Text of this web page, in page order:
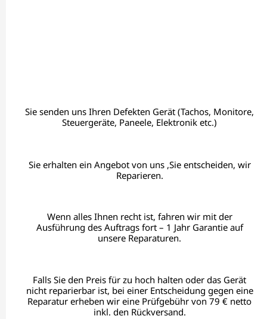
Sie senden uns Ihren Defekten Gerät (Tachos, Monitore,
Steuergeräte, Paneele, Elektronik etc.)
Sie erhalten ein Angebot von uns ,Sie entscheiden, wir
Reparieren.
Wenn alles Ihnen recht ist, fahren wir mit der
Ausführung des Auftrags fort – 1 Jahr Garantie auf
unsere Reparaturen.
Falls Sie den Preis für zu hoch halten oder das Gerät
nicht reparierbar ist, bei einer Entscheidung gegen eine
Reparatur erheben wir eine Prüfgebühr von 79 € netto
inkl. den Rückversand.